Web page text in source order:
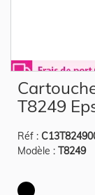
the
beginning
images
gallery
T8249
Réf :
Modèle : T8249